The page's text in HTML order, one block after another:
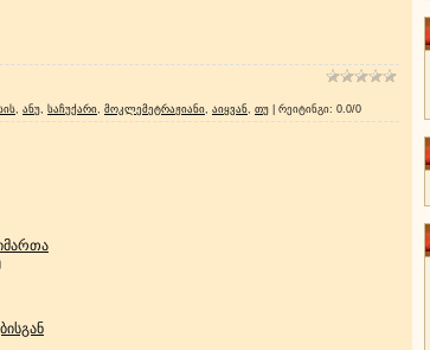
, ანუ, საჩუქარი, მოკლემეტრაჟიანი, აიყვან, თუ რეიტინგი: 0.0/0